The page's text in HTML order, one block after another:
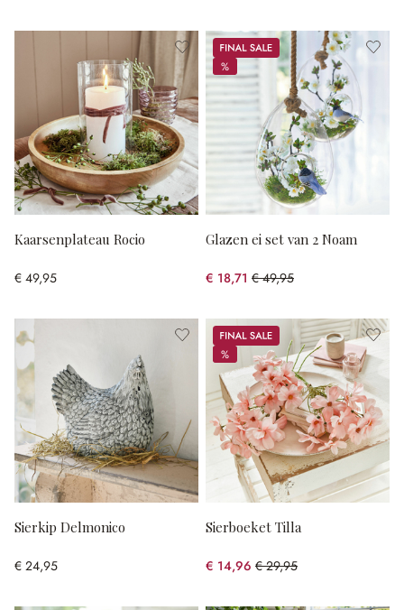
Kaarsenplateau Rocio
€ 49,95
Sale
%
%
Glazen ei set van 2 Noam
€ 18,71 € 49,95
(62.54% gespart)
Sierkip Delmonico
€ 24,95
Sale
%
%
Sierboeket Tilla
€ 14,96 € 29,95
(50.05% gespart)